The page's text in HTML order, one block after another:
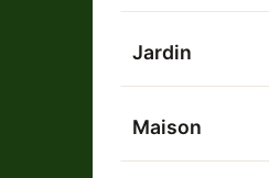
Jardin
Maison